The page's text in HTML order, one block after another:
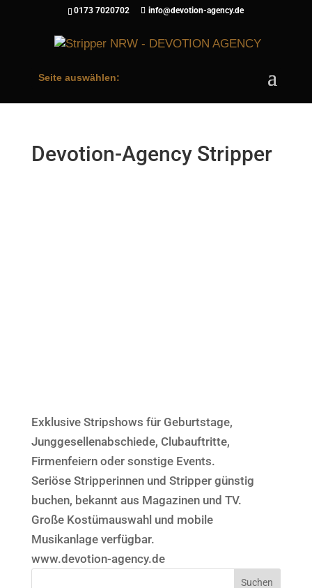
0173 7020702 info@devotion-agency.de
Seite auswählen:
Devotion-Agency Stripper
Exklusive Stripshows für Geburtstage,
Junggesellenabschiede, Clubauftritte,
Firmenfeiern oder sonstige Events.
Seriöse Stripperinnen und Stripper günstig
buchen, bekannt aus Magazinen und TV.
Große Kostümauswahl und mobile
Musikanlage verfügbar.
www.devotion-agency.de